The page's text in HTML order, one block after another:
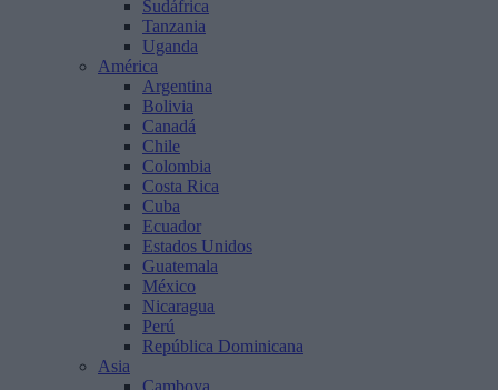
Sudáfrica
Tanzania
Uganda
América
Argentina
Bolivia
Canadá
Chile
Colombia
Costa Rica
Cuba
Ecuador
Estados Unidos
Guatemala
México
Nicaragua
Perú
República Dominicana
Asia
Camboya